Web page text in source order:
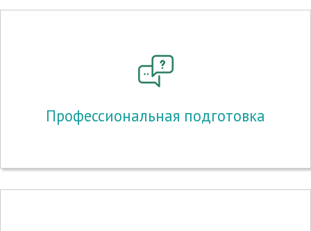
Профессиональная подготовка